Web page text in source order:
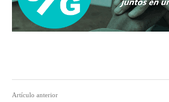
Artículo anterior